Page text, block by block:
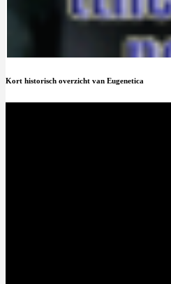
Kort historisch overzicht van Eugenetica